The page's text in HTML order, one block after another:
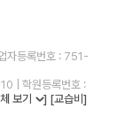
자등록번호 : 751-
| 학원등록번호 :
보기 ] [교습비]